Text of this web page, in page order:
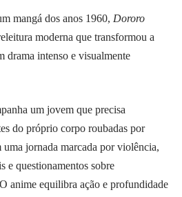
mangá dos anos 1960, Dororo
moderna que transformou a
drama intenso e visualmente
um jovem que precisa
do próprio corpo roubadas por
uma jornada marcada por violência,
e questionamentos sobre
anime equilibra ação e profundidade